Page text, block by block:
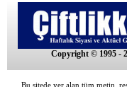
Copyright © 1995 -
Bu sitede yer alan tüm metin,